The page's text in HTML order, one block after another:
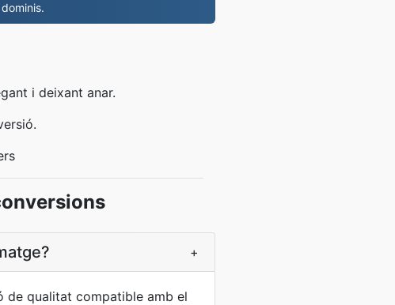
i deixant anar.
+
de qualitat compatible amb el